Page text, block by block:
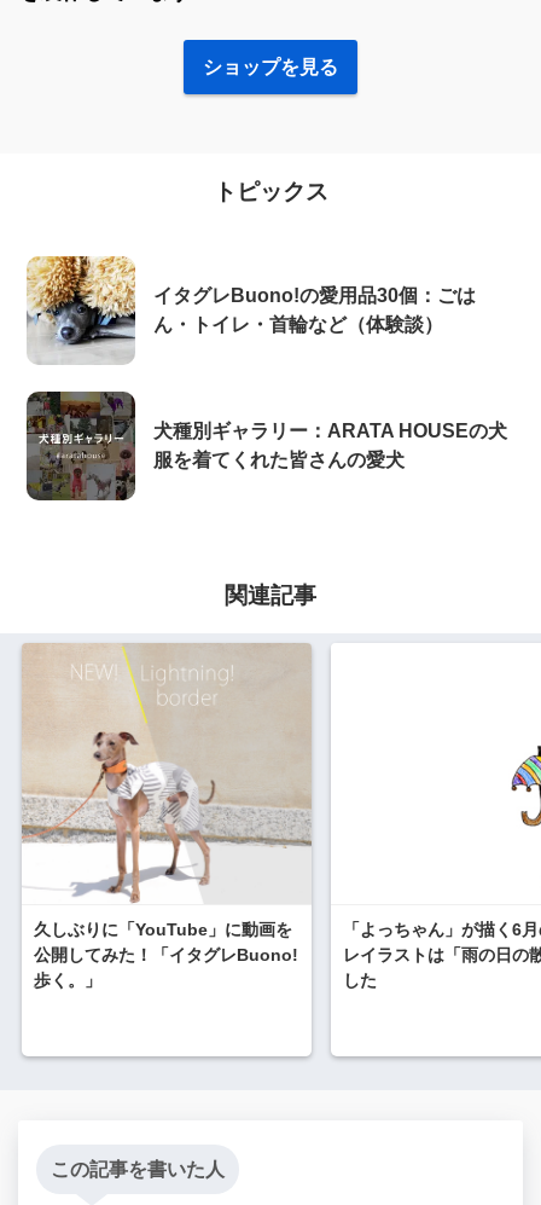
ショップを見る
トピックス
イタグレBuono!の愛用品30個：ごは
ん・トイレ・首輪など（体験談）
犬種別ギャラリー：ARATA HOUSEの犬
服を着てくれた皆さんの愛犬
関連記事
久しぶりに「YouTube」に動画を
公開してみた！「イタグレBuono!
歩く。」
「よっちゃん」が描く6
レイラストは「雨の日の
した
この記事を書いた人